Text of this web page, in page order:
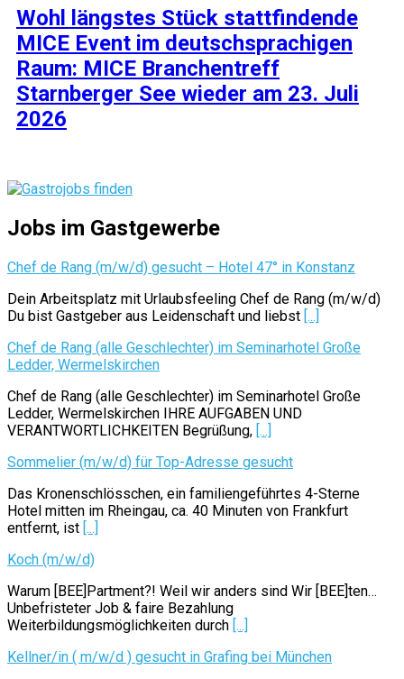
Wohl längstes Stück stattfindende
MICE Event im deutschsprachigen
Raum: MICE Branchentreff
Starnberger See wieder am 23. Juli
2026
Jobs im Gastgewerbe
Chef de Rang (m/w/d) gesucht – Hotel 47° in Konstanz
Dein Arbeitsplatz mit Urlaubsfeeling Chef de Rang (m/w/d)
Du bist Gastgeber aus Leidenschaft und liebst [...]
Chef de Rang (alle Geschlechter) im Seminarhotel Große
Ledder, Wermelskirchen
Chef de Rang (alle Geschlechter) im Seminarhotel Große
Ledder, Wermelskirchen IHRE AUFGABEN UND
VERANTWORTLICHKEITEN Begrüßung, [...]
Sommelier (m/w/d) für Top-Adresse gesucht
Das Kronenschlösschen, ein familiengeführtes 4-Sterne
Hotel mitten im Rheingau, ca. 40 Minuten von Frankfurt
entfernt, ist [...]
Koch (m/w/d)
Warum [BEE]Partment?! Weil wir anders sind Wir [BEE]ten…
Unbefristeter Job & faire Bezahlung
Weiterbildungsmöglichkeiten durch [...]
Kellner/in ( m/w/d ) gesucht in Grafing bei München